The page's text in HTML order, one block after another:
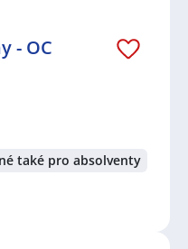
- OC
také pro absolventy